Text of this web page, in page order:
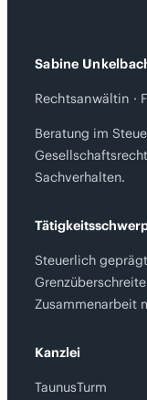
Sabine
Rechtsanwältin ·
Beratung im
Sachverhalten.
Steuerlich
Zusammenarbeit
Kanzlei
TaunusTurm